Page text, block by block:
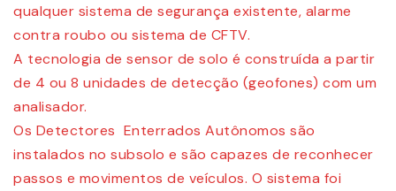
qualquer sistema de segurança existente, alarme
contra roubo ou sistema de CFTV.
A tecnologia de sensor de solo é construída a partir
de 4 ou 8 unidades de detecção (geofones) com um
analisador.
Os Detectores Enterrados Autônomos são
instalados no subsolo e são capazes de reconhecer
passos e movimentos de veículos. O sistema foi